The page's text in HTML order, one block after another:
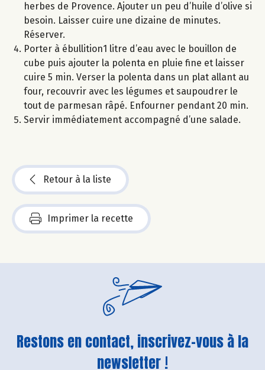
herbes de Provence. Ajouter un peu d’huile d’olive si
besoin. Laisser cuire une dizaine de minutes.
Réserver.
Porter à ébullition1 litre d’eau avec le bouillon de
cube puis ajouter la polenta en pluie fine et laisser
cuire 5 min. Verser la polenta dans un plat allant au
four, recouvrir avec les légumes et saupoudrer le
tout de parmesan râpé. Enfourner pendant 20 min.
Servir immédiatement accompagné d’une salade.
Retour à la liste
Imprimer la recette
Restons en contact, inscrivez-vous à la
newsletter !